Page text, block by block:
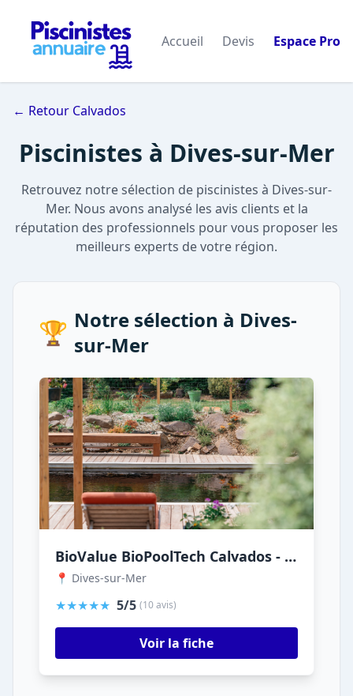
Accueil Devis Espace Pro
← Retour Calvados
Piscinistes à Dives-sur-Mer
Retrouvez notre sélection de piscinistes à Dives-sur-
Mer. Nous avons analysé les avis clients et la
réputation des professionnels pour vous proposer les
meilleurs experts de votre région.
🏆 Notre sélection à Dives-
sur-Mer
BioValue BioPoolTech Calvados - piscine naturelle en bois immergé et filtration biologique connectée
📍 Dives-sur-Mer
★★★★★ 5/5 (10 avis)
Voir la fiche